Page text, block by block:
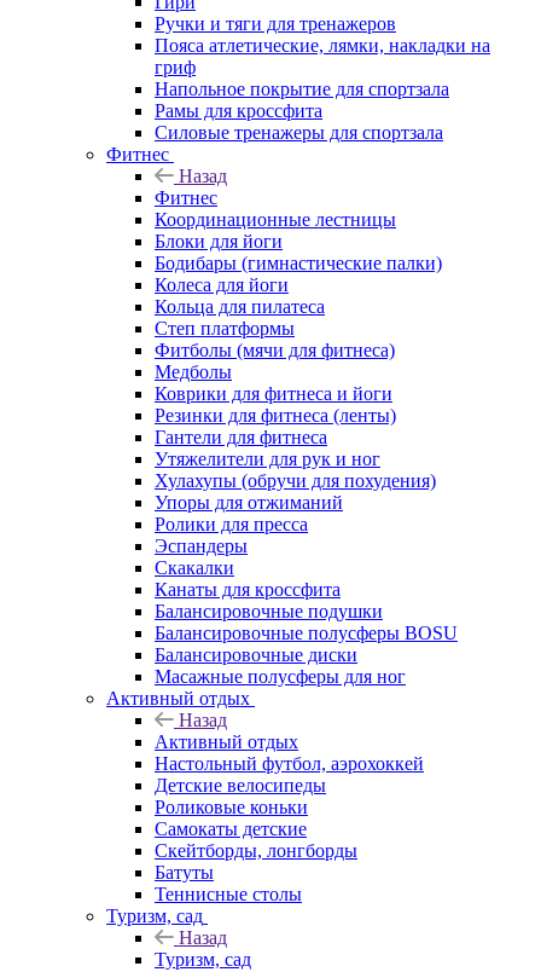
Ручки и тяги для тренажеров
Пояса атлетические, лямки, накладки на
гриф
Напольное покрытие для спортзала
Рамы для кроссфита
Силовые тренажеры для спортзала
Фитнес
Назад
Фитнес
Координационные лестницы
Блоки для йоги
Бодибары (гимнастические палки)
Колеса для йоги
Кольца для пилатеса
Степ платформы
Фитболы (мячи для фитнеса)
Медболы
Коврики для фитнеса и йоги
Резинки для фитнеса (ленты)
Гантели для фитнеса
Утяжелители для рук и ног
Хулахупы (обручи для похудения)
Упоры для отжиманий
Ролики для пресса
Эспандеры
Скакалки
Канаты для кроссфита
Балансировочные подушки
Балансировочные полусферы BOSU
Балансировочные диски
Масажные полусферы для ног
Активный отдых
Назад
Активный отдых
Настольный футбол, аэрохоккей
Детские велосипеды
Роликовые коньки
Самокаты детские
Скейтборды, лонгборды
Батуты
Теннисные столы
Туризм, сад
Назад
Туризм, сад